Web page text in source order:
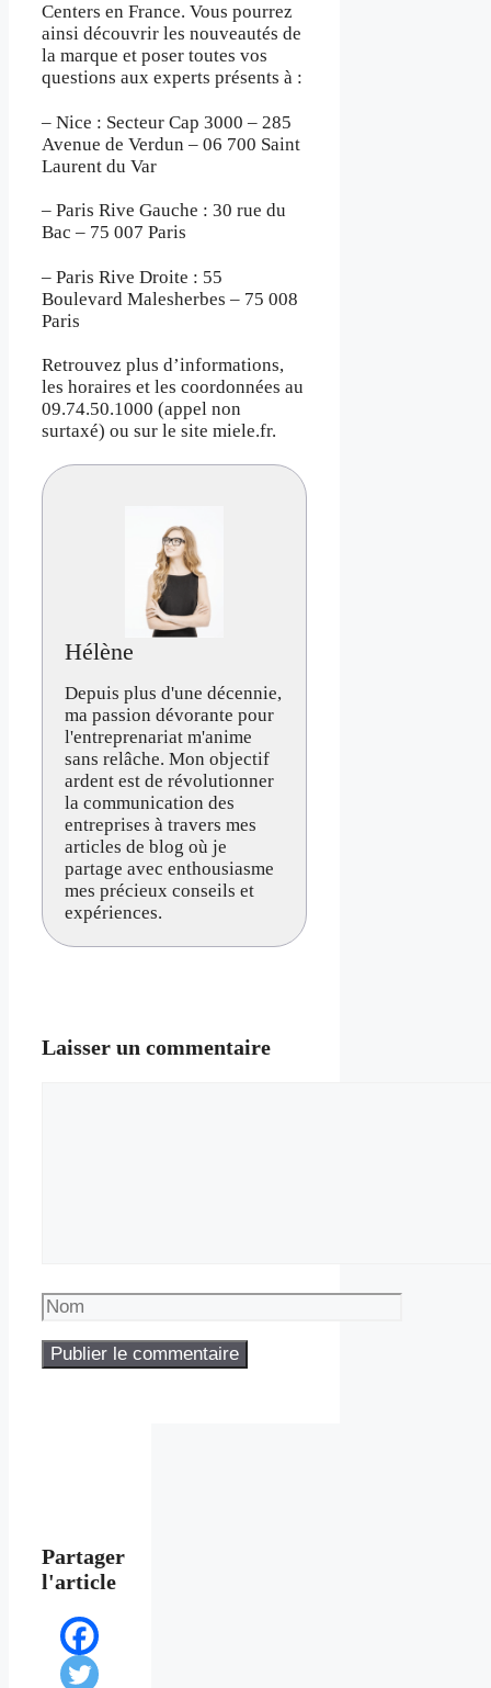
Centers en France. Vous pourrez
ainsi découvrir les nouveautés de
la marque et poser toutes vos
questions aux experts présents à :
– Nice : Secteur Cap 3000 – 285
Avenue de Verdun – 06 700 Saint
Laurent du Var
– Paris Rive Gauche : 30 rue du
Bac – 75 007 Paris
– Paris Rive Droite : 55
Boulevard Malesherbes – 75 008
Paris
Retrouvez plus d’informations,
les horaires et les coordonnées au
09.74.50.1000 (appel non
surtaxé) ou sur le site miele.fr.
Hélène
Depuis plus d'une décennie,
ma passion dévorante pour
l'entreprenariat m'anime
sans relâche. Mon objectif
ardent est de révolutionner
la communication des
entreprises à travers mes
articles de blog où je
partage avec enthousiasme
mes précieux conseils et
expériences.
Laisser un commentaire
Nom
Partager
l'article